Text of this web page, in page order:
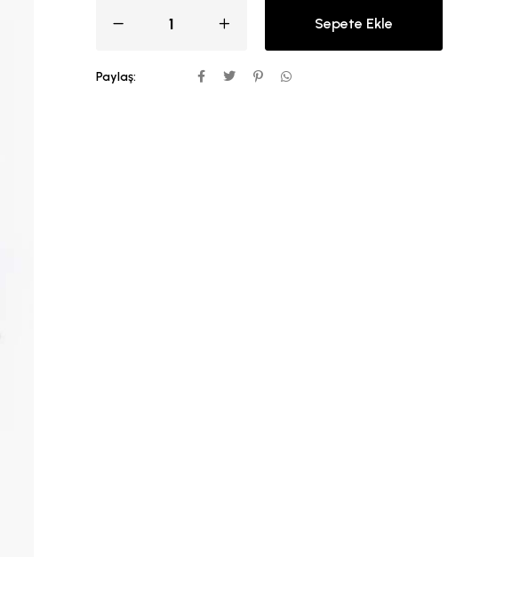
Sepete Ekle
Paylaş: